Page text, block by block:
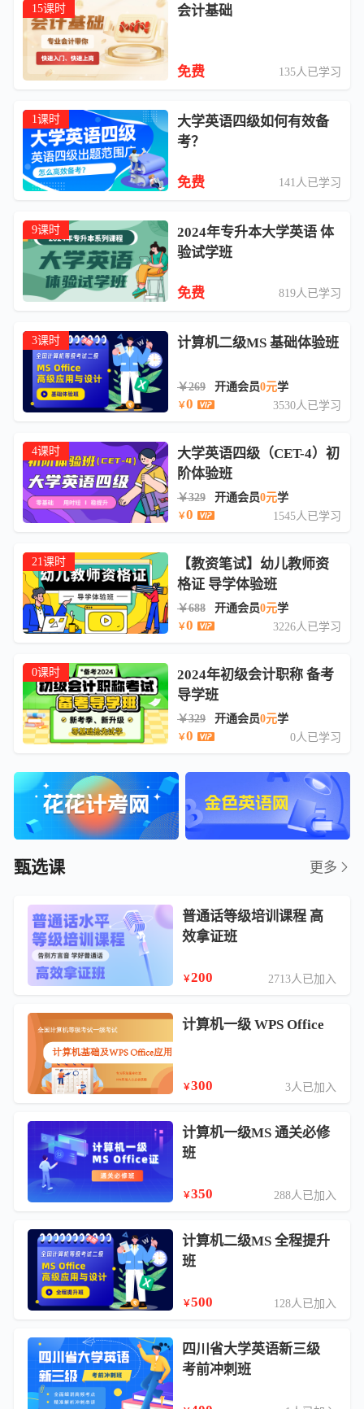
15课时 会计基础
免费 135人已学习
1课时
大学英语四级如何有效备
考？
免费 141人已学习
9课时
2024年专升本大学英语 体
验试学班
免费 819人已学习
3课时 计算机二级MS 基础体验班
￥269 开通会员0元学
￥0 3530人已学习
4课时
大学英语四级（CET-4）初
阶体验班
￥329 开通会员0元学
￥0 1545人已学习
21课时
【教资笔试】幼儿教师资
格证 导学体验班
￥688 开通会员0元学
￥0 3226人已学习
0课时
2024年初级会计职称 备考
导学班
￥329 开通会员0元学
￥0 0人已学习
甄选课 更多
普通话等级培训课程 高
效拿证班
￥200 2713人已加入
计算机一级 WPS Office
￥300 3人已加入
计算机一级MS 通关必修
班
￥350 288人已加入
计算机二级MS 全程提升
班
￥500 128人已加入
四川省大学英语新三级
考前冲刺班